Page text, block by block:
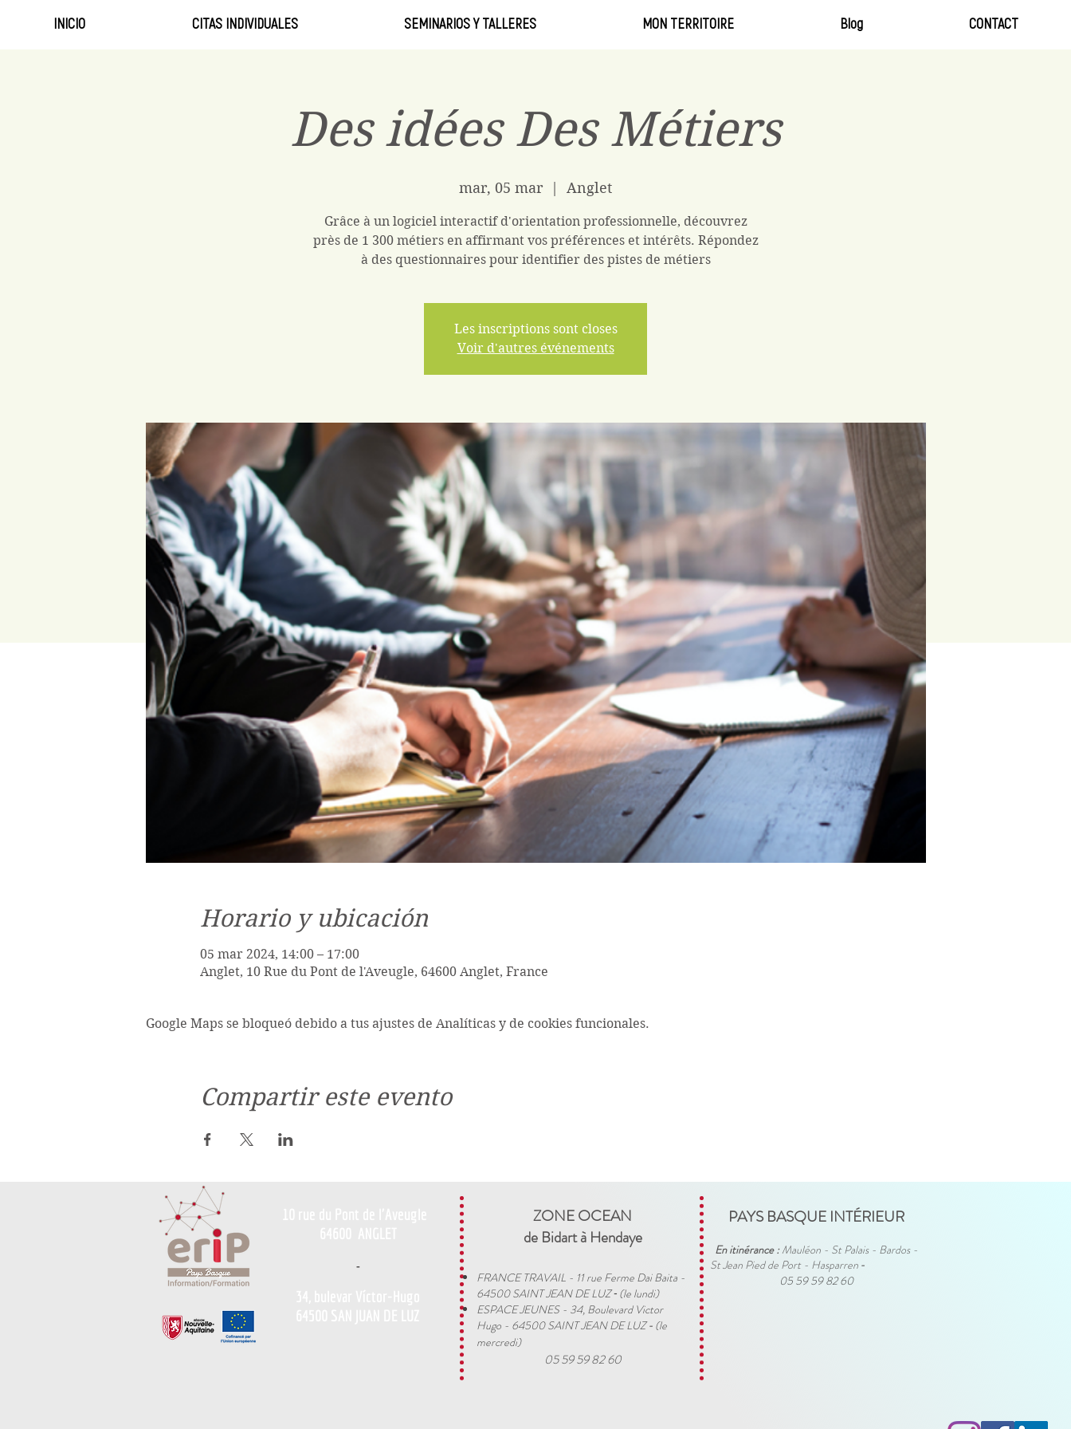
INICIO CITAS INDIVIDUALES SEMINARIOS Y TALLERES MON TERRITOIRE Blog CONTACT
Des idées Des Métiers
mar, 05 mar
  |
Anglet
Grâce à un logiciel interactif d'orientation professionnelle, découvrez
près de 1 300 métiers en affirmant vos préférences et intérêts. Répondez
à des questionnaires pour identifier des pistes de métiers
Les inscriptions sont closes
Voir d'autres événements
Horario y ubicación
05 mar 2024, 14:00 – 17:00
Anglet, 10 Rue du Pont de l'Aveugle, 64600 Anglet, France
Google Maps se bloqueó debido a tus ajustes de Analíticas y de cookies funcionales.
Compartir este evento
-
ZONE OCEAN
de Bidart à Hendaye​
FRANCE TRAVAIL - 11 rue Ferme Dai Baita -
64500 SAINT JEAN DE LUZ​ - (le lundi)
ESPACE JEUNES - 34, Boulevard Victor
Hugo - 64500 SAINT JEAN DE LUZ- (le
mercredi)
05 59 59 82 60
PAYS BASQUE INTÉRIEUR
En itinérance :Mauléon - St Palais - Bardos -
St Jean Pied de Port - Hasparren -
05 59 59 82 60